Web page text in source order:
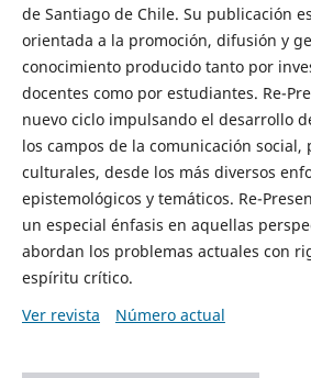
de Santiago de Chile. Su publicación
orientada a la promoción, difusión y
conocimiento producido tanto por
docentes como por estudiantes. Re-
nuevo ciclo impulsando el desarrollo
los campos de la comunicación
culturales, desde los más diversos
epistemológicos y temáticos. Re-
un especial énfasis en aquellas
abordan los problemas actuales con
espíritu crítico.
Ver revista
Número actual